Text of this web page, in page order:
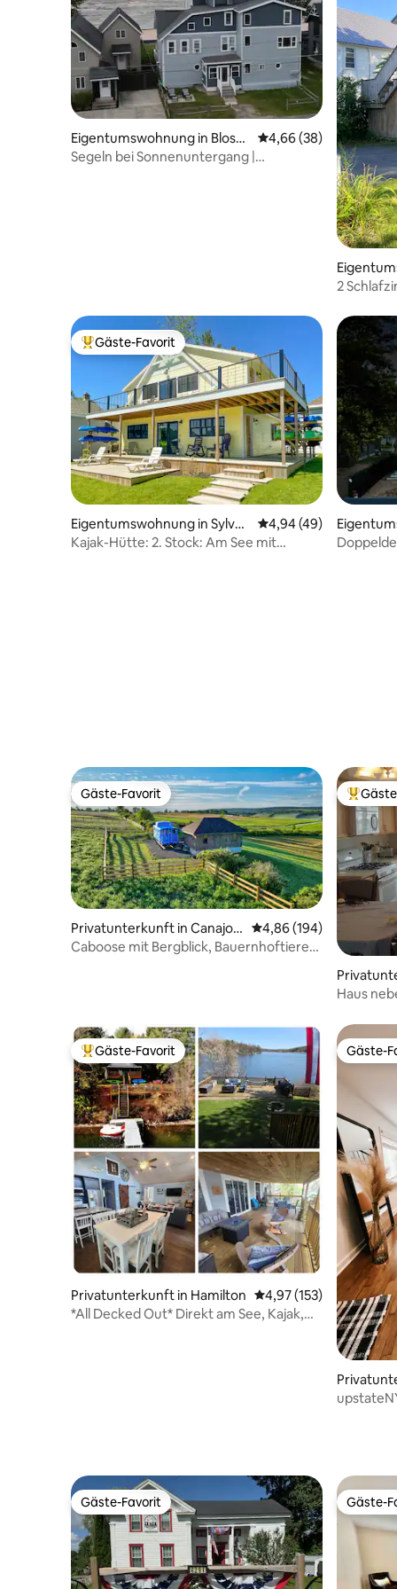
Eigentumswohnung in Blossv
ale
Durchschnittliche
4,66 (38)
Segeln bei Sonnenuntergang |
Beach
2
Beliebter Gäste-Favorit.
Gäste-Favorit
Eigentumswohnung in Sylvan
Beach
Durchschnittliche
4,94 (49)
Kajak-Hütte: 2. Stock: Am See mit
le
Gäste-Favorit
Gäste-Favorit
Privatunterkunft in Canajoh
arie
Durchschnittliche
4,86 (194)
Caboose mit Bergblick, Bauernhoftieren
Haus
Beliebter Gäste-Favorit.
Gäste-Favorit
Privatunterkunft in Hamilton Durchschnittliche
4,97 (153)
*All Decked Out* Direkt am See, Kajak,
Gäste-
Gäste-
oro
Gäste-Favorit
Gäste-Favorit Gäste-
Gäste-